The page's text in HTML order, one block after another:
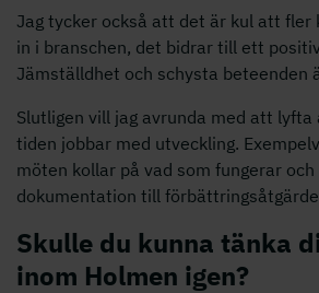
Jag tycker också att det är kul att fler
in i branschen, det bidrar till ett
Jämställdhet och schysta beteenden
Slutligen vill jag avrunda med att lyfta
tiden jobbar med utveckling.
möten kollar på vad som fungerar
dokumentation till
Skulle du kunna tänka
inom Holmen igen?